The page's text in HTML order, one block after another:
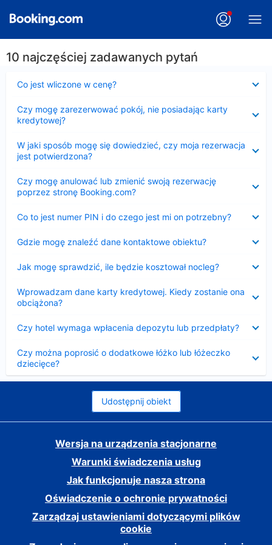
10 najczęściej zadawanych pytań
Co jest wliczone w cenę?
Czy mogę zarezerwować pokój, nie posiadając karty
kredytowej?
W jaki sposób mogę się dowiedzieć, czy moja rezerwacja
jest potwierdzona?
Czy mogę anulować lub zmienić swoją rezerwację
poprzez stronę Booking.com?
Co to jest numer PIN i do czego jest mi on potrzebny?
Gdzie mogę znaleźć dane kontaktowe obiektu?
Jak mogę sprawdzić, ile będzie kosztował nocleg?
Wprowadzam dane karty kredytowej. Kiedy zostanie ona
obciążona?
Czy hotel wymaga wpłacenia depozytu lub przedpłaty?
Czy można poprosić o dodatkowe łóżko lub łóżeczko
dziecięce?
Udostępnij obiekt
Wersja na urządzenia stacjonarne
Warunki świadczenia usług
Jak funkcjonuje nasza strona
Oświadczenie o ochronie prywatności
Zarządzaj ustawieniami dotyczącymi plików
cookie